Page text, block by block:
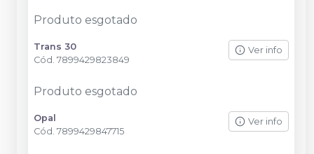
Produto esgotado
Trans 30
Cód. 7899429823849
Ver info
Produto esgotado
Opal
Cód. 7899429847715
Ver info